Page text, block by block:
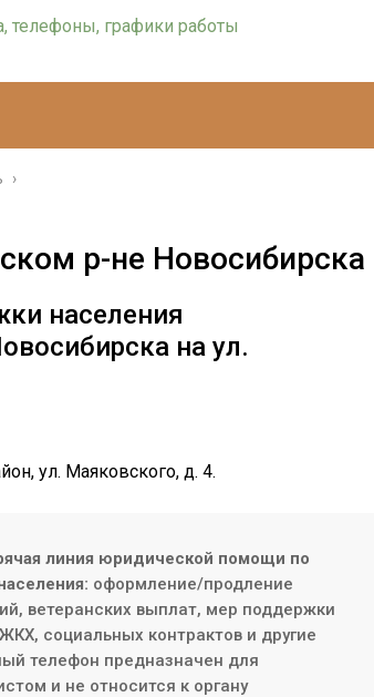
›
р-не Новосибирска
населения
на ул.
ул. Маяковского, д. 4.
линия юридической помощи по
оформление/продление
ветеранских выплат, мер поддержки
социальных контрактов и другие
телефон предназначен для
и не относится к органу